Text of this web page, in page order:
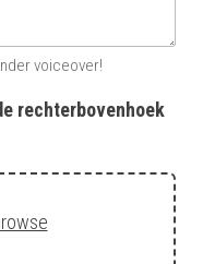
voiceover!
rechterbovenhoek